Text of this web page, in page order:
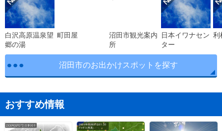
白沢高原温泉望
郷の湯
町田屋
沼田市観光案内
所
日本イワナセン
ター
利
沼田市のお出かけスポットを探す
おすすめ情報